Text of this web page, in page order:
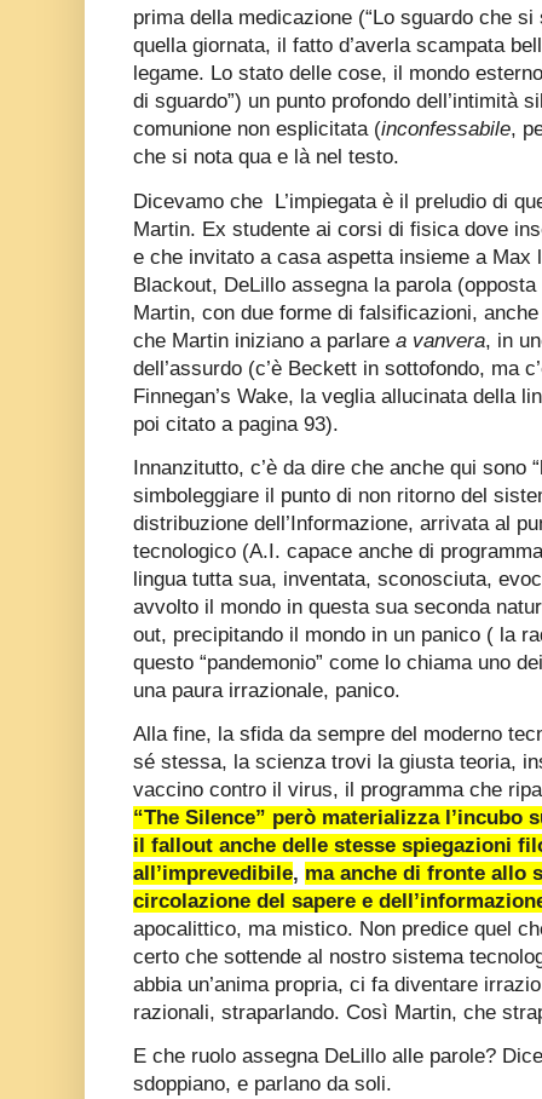
prima della medicazione (“Lo sguardo che
quella giornata, il fatto d’averla scampata
legame. Lo stato delle cose, il mondo
di sguardo”) un punto profondo dell’intimità
comunione non esplicitata (inconfessabile,
che si nota qua e là nel testo.
Dicevamo che L’impiegata è il preludio di
Martin. Ex studente ai corsi di fisica dove
e che invitato a casa aspetta insieme a Max
Blackout, DeLillo assegna la parola
Martin, con due forme di falsificazioni,
che Martin iniziano a parlare a vanvera, in
dell’assurdo (c’è Beckett in sottofondo, ma
Finnegan’s Wake, la veglia allucinata della
poi citato a pagina 93).
Innanzitutto, c’è da dire che anche qui sono
simboleggiare il punto di non ritorno del
distribuzione dell’Informazione, arrivata al
tecnologico (A.I. capace anche di
lingua tutta sua, inventata, sconosciuta,
avvolto il mondo in questa sua seconda
out, precipitando il mondo in un panico ( la
questo “pandemonio” come lo chiama uno
una paura irrazionale, panico.
Alla fine, la sfida da sempre del moderno
sé stessa, la scienza trovi la giusta teoria,
vaccino contro il virus, il programma che
“The Silence” però materializza l’incubo
il fallout anche delle stesse spiegazioni
all’imprevedibile, ma anche di fronte allo
circolazione del sapere e
apocalittico, ma mistico. Non predice quel
certo che sottende al nostro sistema
abbia un’anima propria, ci fa diventare
razionali, straparlando. Così Martin, che
E che ruolo assegna DeLillo alle parole?
sdoppiano, e parlano da soli.